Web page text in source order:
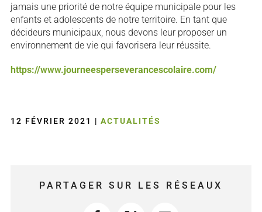
jamais une priorité de notre équipe municipale pour les
enfants et adolescents de notre territoire. En tant que
décideurs municipaux, nous devons leur proposer un
environnement de vie qui favorisera leur réussite.
https://www.journeesperseverancescolaire.com/
12 FÉVRIER 2021 | ACTUALITÉS
PARTAGER SUR LES RÉSEAUX